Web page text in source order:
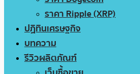
ราคา Ripple (XRP)
ปฏิทินเศรษฐกิจ
บทความ
รีวิวผลิตภัณฑ์